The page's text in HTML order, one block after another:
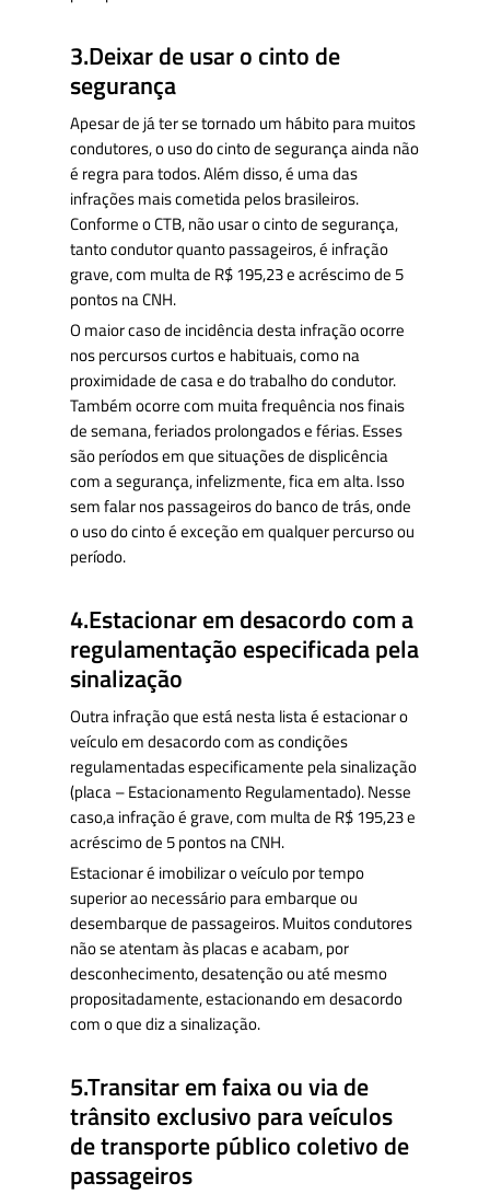
3.Deixar de usar o cinto de
segurança
Apesar de já ter se tornado um hábito para muitos
condutores, o uso do cinto de segurança ainda não
é regra para todos. Além disso, é uma das
infrações mais cometida pelos brasileiros.
Conforme o CTB, não usar o cinto de segurança,
tanto condutor quanto passageiros, é infração
grave, com multa de R$ 195,23 e acréscimo de 5
pontos na CNH.
O maior caso de incidência desta infração ocorre
nos percursos curtos e habituais, como na
proximidade de casa e do trabalho do condutor.
Também ocorre com muita frequência nos finais
de semana, feriados prolongados e férias. Esses
são períodos em que situações de displicência
com a segurança, infelizmente, fica em alta. Isso
sem falar nos passageiros do banco de trás, onde
o uso do cinto é exceção em qualquer percurso ou
período.
4.Estacionar em desacordo com a
regulamentação especificada pela
sinalização
Outra infração que está nesta lista é estacionar o
veículo em desacordo com as condições
regulamentadas especificamente pela sinalização
(placa – Estacionamento Regulamentado). Nesse
caso,a infração é grave, com multa de R$ 195,23 e
acréscimo de 5 pontos na CNH.
Estacionar é imobilizar o veículo por tempo
superior ao necessário para embarque ou
desembarque de passageiros. Muitos condutores
não se atentam às placas e acabam, por
desconhecimento, desatenção ou até mesmo
propositadamente, estacionando em desacordo
com o que diz a sinalização.
5.Transitar em faixa ou via de
trânsito exclusivo para veículos
de transporte público coletivo de
passageiros